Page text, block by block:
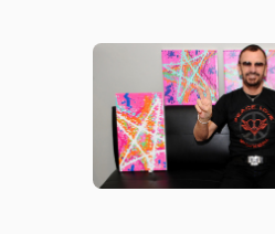
SERVIZI
CONTATTI